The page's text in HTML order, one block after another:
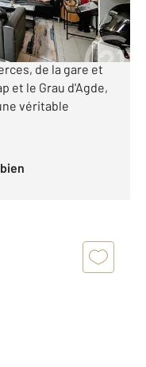
DERNIER
à Agde, à
de la gare et
et le Grau d'Agde,
véritable